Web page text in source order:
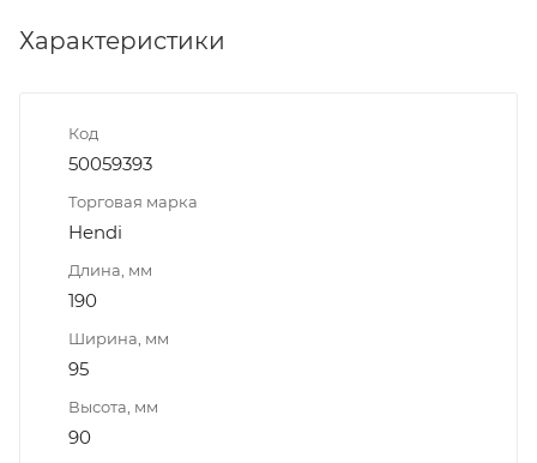
Характеристики
Код
50059393
Торговая марка
Hendi
Длина, мм
190
Ширина, мм
95
Высота, мм
90